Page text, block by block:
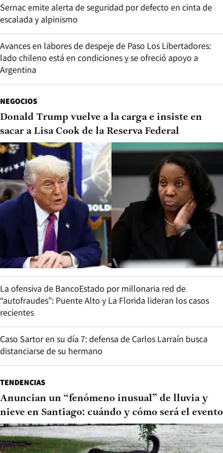
Sernac emite alerta de seguridad por defecto en cinta de
escalada y alpinismo
Avances en labores de despeje de Paso Los Libertadores:
lado chileno está en condiciones y se ofreció apoyo a
Argentina
NEGOCIOS
Donald Trump vuelve a la carga e insiste en
sacar a Lisa Cook de la Reserva Federal
La ofensiva de BancoEstado por millonaria red de
“autofraudes”: Puente Alto y La Florida lideran los casos
recientes
Caso Sartor en su día 7: defensa de Carlos Larraín busca
distanciarse de su hermano
TENDENCIAS
Anuncian un “fenómeno inusual” de lluvia y
nieve en Santiago: cuándo y cómo será el evento